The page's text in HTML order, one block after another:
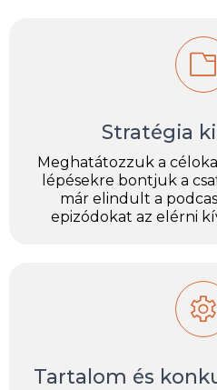
Stratégia
Meghatátozzuk a
lépésekre bontjuk a
már elindult a
epizódokat az elérni
Tartalom és